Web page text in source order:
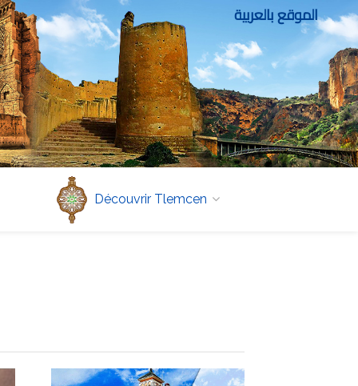
الموقع بالعربية
Découvrir Tlemcen